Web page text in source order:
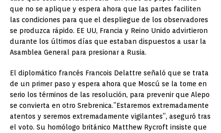
que no se aplique y espera ahora que las partes faciliten
las condiciones para que el despliegue de los observadores
se produzca rápido. EE UU, Francia y Reino Unido advirtieron
durante los últimos días que estaban dispuestos a usar la
Asamblea General para presionar a Rusia.
El diplomático francés Francois Delattre señaló que se trata
de un primer paso y espera ahora que Moscú se la tome en
serio los términos de las resolución, para prevenir que Alepo
se convierta en otro Srebrenica.”Estaremos extremadamente
atentos y seremos extremadamente vigilantes”, aseguró tras
el voto. Su homólogo británico Matthew Rycroft insiste que